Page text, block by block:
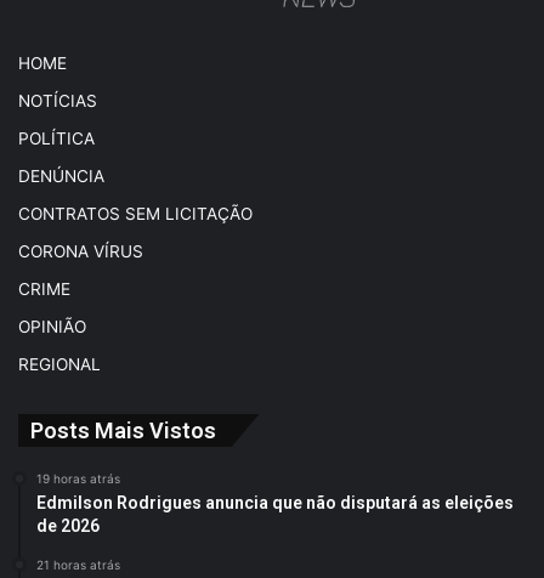
HOME
NOTÍCIAS
POLÍTICA
DENÚNCIA
CONTRATOS SEM LICITAÇÃO
CORONA VÍRUS
CRIME
OPINIÃO
REGIONAL
Posts Mais Vistos
19 horas atrás
Edmilson Rodrigues anuncia que não disputará as eleições
de 2026
21 horas atrás